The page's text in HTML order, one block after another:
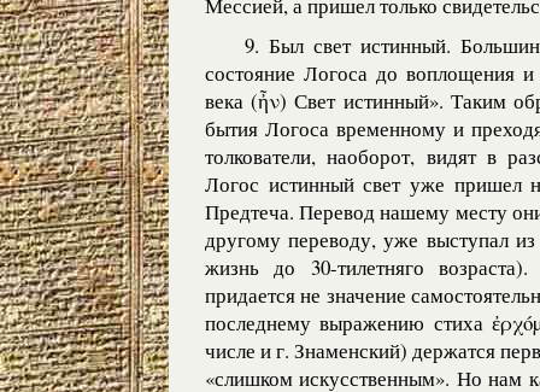
9. Был свет истинный.
состояние Логоса до воплощения
века (ἦν) Свет истинный». Таким
бытия Логоса временному и
толкователи, наоборот, видят в
Логос истинный свет уже пришел
Предтеча. Перевод нашему месту
другому переводу, уже выступал
жизнь до 30-тилетняго
придается не значение
последнему выражению стиха
числе и г. Знаменский) держатся
«слишком искусственным». Но нам